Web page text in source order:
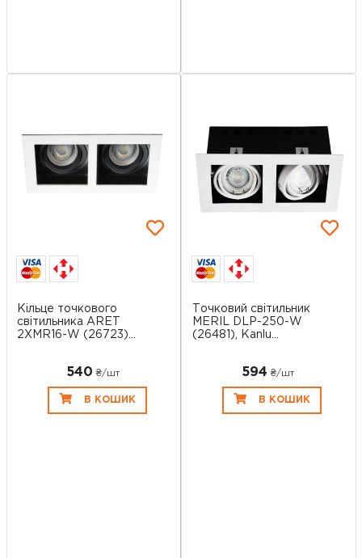
Кільце точкового
світильника ARET
2XMR16-W (26723)...
540 ₴/шт
В КОШИК
Точковий світильник
MERIL DLP-250-W
(26481), Kanlu...
594 ₴/шт
В КОШИК